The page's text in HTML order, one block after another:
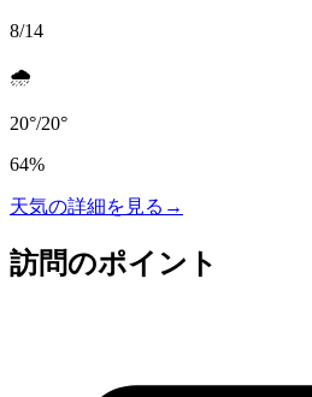
8/14
🌧️
20°/20°
64%
天気の詳細を見る →
訪問のポイント